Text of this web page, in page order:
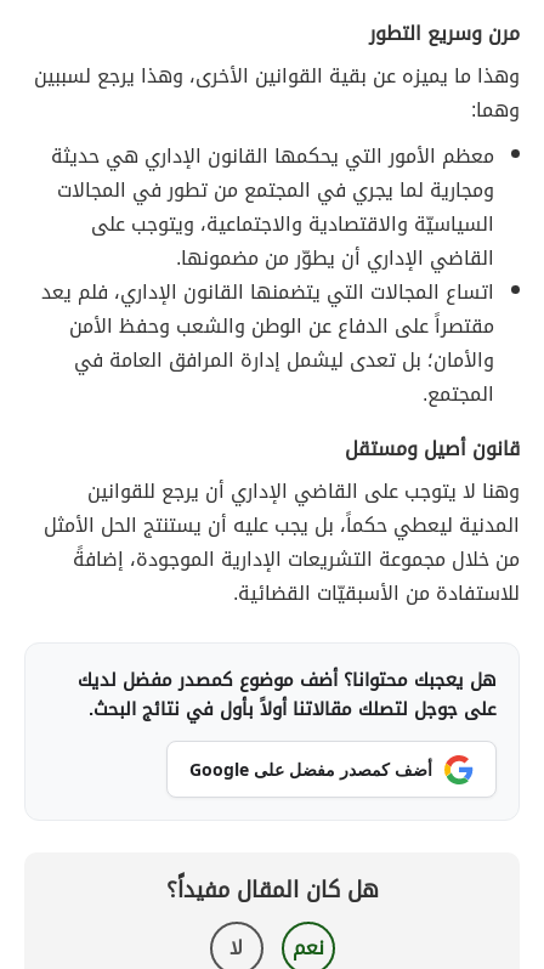
مرن وسريع التطور
وهذا ما يميزه عن بقية القوانين الأخرى، وهذا يرجع لسببين
وهما:
معظم الأمور التي يحكمها القانون الإداري هي حديثة
ومجارية لما يجري في المجتمع من تطور في المجالات
السياسيّة والاقتصادية والاجتماعية، ويتوجب على
القاضي الإداري أن يطوّر من مضمونها.
اتساع المجالات التي يتضمنها القانون الإداري، فلم يعد
مقتصراً على الدفاع عن الوطن والشعب وحفظ الأمن
والأمان؛ بل تعدى ليشمل إدارة المرافق العامة في
المجتمع.
قانون أصيل ومستقل
وهنا لا يتوجب على القاضي الإداري أن يرجع للقوانين
المدنية ليعطي حكماً، بل يجب عليه أن يستنتج الحل الأمثل
من خلال مجموعة التشريعات الإدارية الموجودة، إضافةً
للاستفادة من الأسبقيّات القضائية.
هل يعجبك محتوانا؟ أضف موضوع كمصدر مفضل لديك
على جوجل لتصلك مقالاتنا أولاً بأول في نتائج البحث.
أضف كمصدر مفضل على Google
هل كان المقال مفيداً؟
نعم لا